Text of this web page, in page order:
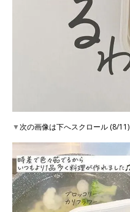
▼次の画像は下へスクロール (8/11)